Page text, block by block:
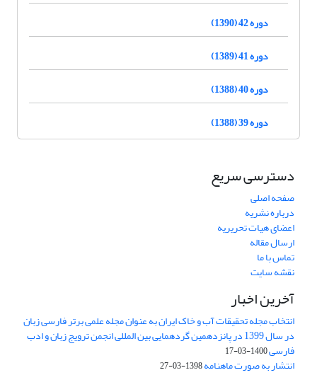
دوره 42 (1390)
دوره 41 (1389)
دوره 40 (1388)
دوره 39 (1388)
دسترسی سریع
صفحه اصلی
درباره نشریه
اعضای هیات تحریریه
ارسال مقاله
تماس با ما
نقشه سایت
آخرین اخبار
انتخاب مجله تحقیقات آب و خاک ایران به عنوان مجله علمی برتر فارسی زبان
در سال 1399 در پانزدهمین گردهمایی بین المللی انجمن ترویج زبان و ادب
فارسی1400-03-17
انتشار به صورت ماهنامه1398-03-27